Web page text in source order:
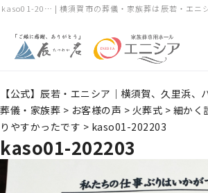
kaso01-20… | 横須賀市の葬儀・家族葬は辰若・エニ
【公式】辰若・エニシア｜横須賀、久里浜、
葬儀・家族葬 > お客様の声 > 火葬式 > 細かく
りやすかったです > kaso01-202203
kaso01-202203